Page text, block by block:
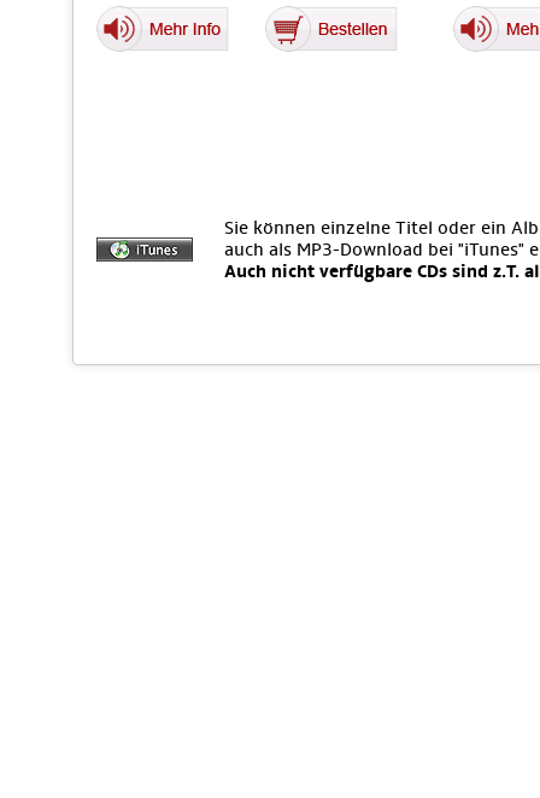
Sie können einzelne Titel oder ein
auch als MP3-Download bei "iTunes"
Auch nicht verfügbare CDs sind z.T.